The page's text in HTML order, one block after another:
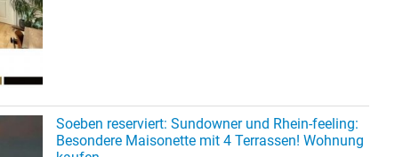
Soeben reserviert: Sundowner und Rhein-feeling:
Besondere Maisonette mit 4 Terrassen! Wohnung